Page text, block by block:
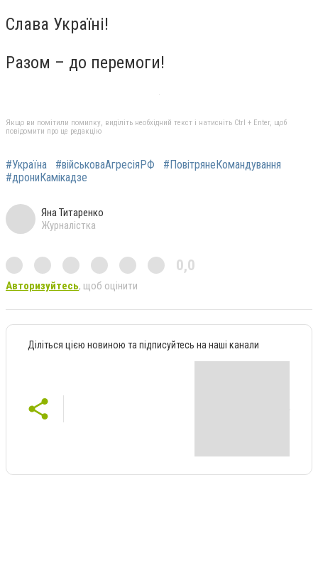
Слава Україні!
Разом – до перемоги!
Якщо ви помітили помилку, виділіть необхідний текст і натисніть Ctrl + Enter, щоб
повідомити про це редакцію
#Україна #військоваАгресіяРФ
#ПовітрянеКомандування
#дрониКамікадзе
Яна Титаренко
Журналістка
0,0
Авторизуйтесь, щоб оцінити
Діліться цією новиною та підписуйтесь на наші канали